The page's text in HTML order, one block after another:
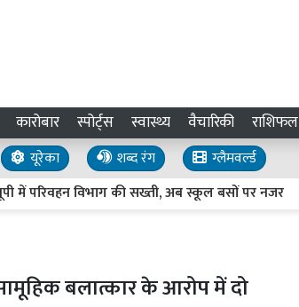
कारोबार स्पोर्ट्स स्वास्थ्य वैचारिकी राशिफल
यूरेका शब्द रंग
ग्लैमवर्ल्ड
विभाग की सख्ती, अब स्कूल बसों पर नजर
बलात्कार के आरोप में दो